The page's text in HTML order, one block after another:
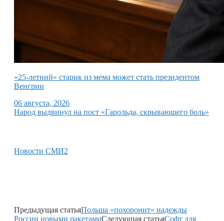
«25-летний» старик из мема может стать президентом
Венгрии
06 августа, 2026
Народ выдвинул на пост «Гарольда, скрывающего боль»
Новости СМИ2
Предыдущая статьяПольша «похоронит» надежды
России новыми ракетамиСледующая статьяСофт для